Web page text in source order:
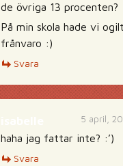
de övriga 13 procenten?
På min skola hade vi
frånvaro :)
Svara
5 april,
haha jag fattar inte? :’)
Svara